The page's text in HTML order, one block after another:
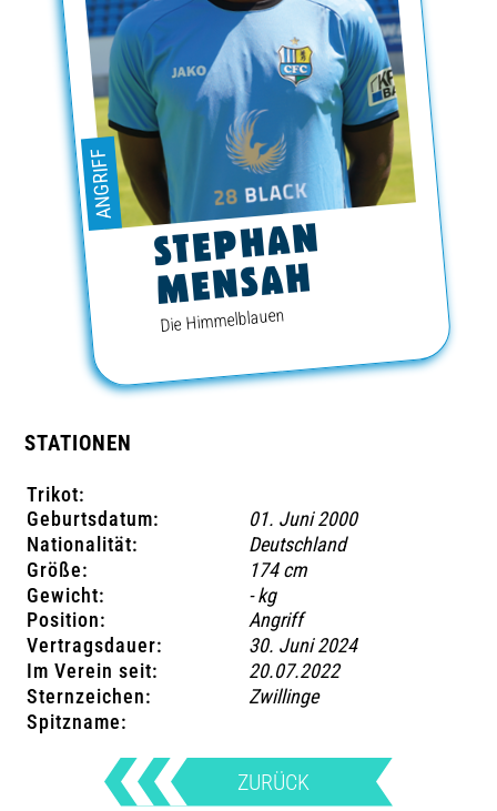
BUSINESS
SÜDKURVE
TICKETING
STEPHAN
MENSAH
ANGRIFF
Die Himmelblauen
STATIONEN
Trikot:
Geburtsdatum:
01. Juni 2000
Nationalität:
Deutschland
Größe:
174 cm
Gewicht:
- kg
Position:
Angriff
Vertragsdauer:
30. Juni 2024
Im Verein seit:
20.07.2022
Sternzeichen:
Zwillinge
Spitzname:
ZURÜCK